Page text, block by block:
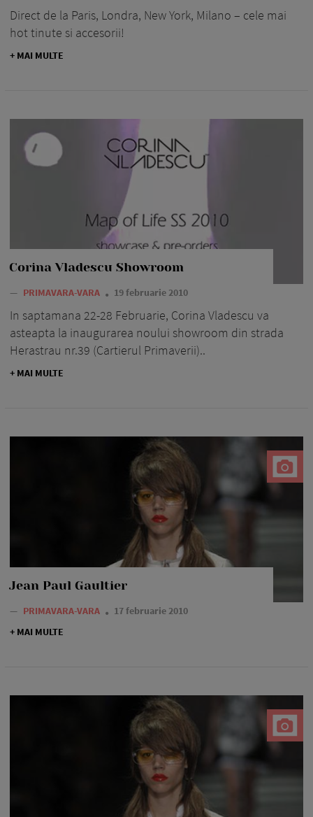
Direct de la Paris, Londra, New York, Milano – cele mai
hot tinute si accesorii!
+ MAI MULTE
Corina Vladescu Showroom
— PRIMAVARA-VARA 19 februarie 2010
In saptamana 22-28 Februarie, Corina Vladescu va
asteapta la inaugurarea noului showroom din strada
Herastrau nr.39 (Cartierul Primaverii)..
+ MAI MULTE
Jean Paul Gaultier
— PRIMAVARA-VARA
17 februarie 2010
+ MAI MULTE